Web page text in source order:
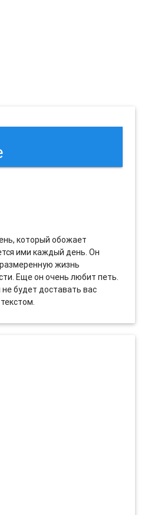
который обожает
ими каждый день. Он
жизнь
Еще он очень любит петь.
будет доставать вас